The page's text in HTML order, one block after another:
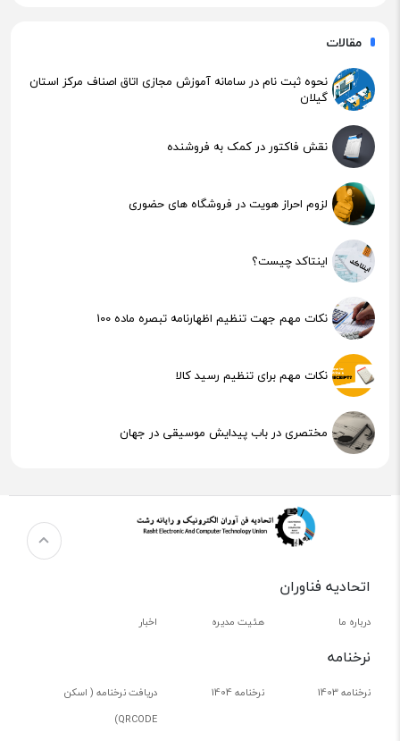
مقالات
نحوه ثبت نام در سامانه آموزش مجازی اتاق اصناف مرکز استان
گیلان
نقش فاکتور در کمک به فروشنده
لزوم احراز هویت در فروشگاه های حضوری
اینتاکد چیست؟
نکات مهم جهت تنظیم اظهارنامه تبصره ماده 100
نکات مهم برای تنظیم رسید کالا
مختصری در باب پیدایش موسیقی در جهان
اتحادیه فناوران
درباره ما هئیت مدیره اخبار
نرخنامه
نرخنامه 1403 نرخنامه 1404
دریافت نرخنامه ( اسکن
QRCODE)